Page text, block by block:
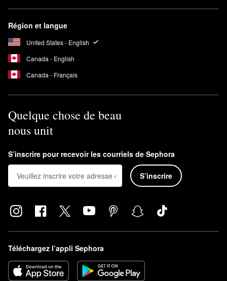
Région et langue
United States - English
Canada - English
Canada - Français
Quelque chose de beau
nous unit
S’inscrire pour recevoir les courriels de Sephora
S’inscrire
Téléchargez l’appli Sephora